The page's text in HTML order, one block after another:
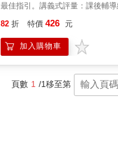
最佳指引。講義式評量：課後輔導
握課前學習重點，搭配試題演練，
習、複習更聚焦。測驗卷：考前模
練，加強題庫練習，快速掌握考題
書版本【查詢系統】讓你一次買齊
學年度適用（全新版本）。各校版
82 折 特價 426 元
加入購物車
頁數 1 /1移至第